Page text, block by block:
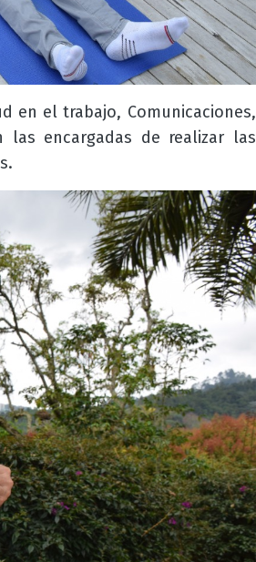
en el trabajo, Comunicaciones,
las encargadas de realizar las